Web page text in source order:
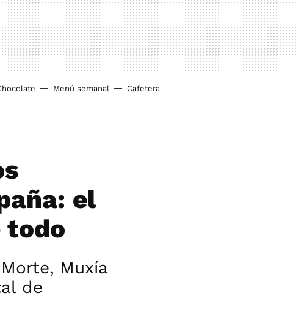
Menú semanal Cafetera
el
todo
Muxía
de